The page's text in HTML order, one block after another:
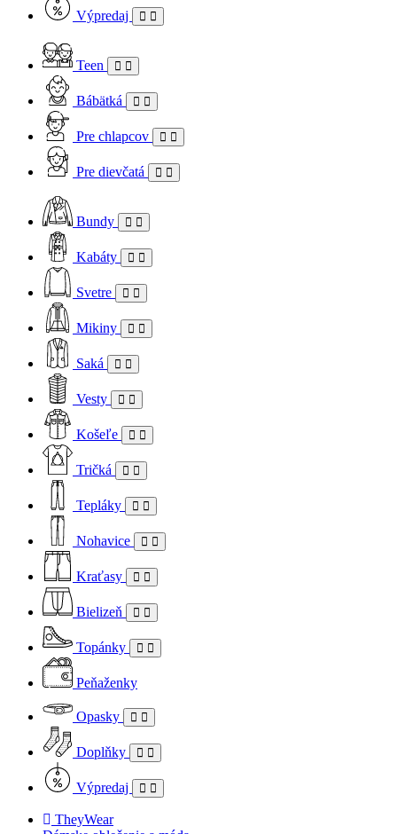
Výpredaj
Teen
Bábätká
Pre chlapcov
Pre dievčatá
Bundy
Kabáty
Svetre
Mikiny
Saká
Vesty
Košeľe
Tričká
Tepláky
Nohavice
Kraťasy
Bielizeň
Topánky
Peňaženky
Opasky
Doplňky
Výpredaj
TheyWear